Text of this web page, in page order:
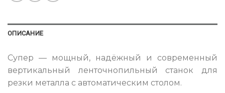
ОПИСАНИЕ
Супер — мощный, надёжный и современный
вертикальный ленточнопильный станок для
резки металла с автоматическим столом.